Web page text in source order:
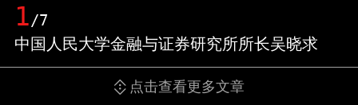
1/7
中国人民大学金融与证券研究所所长吴晓求
点击查看更多文章